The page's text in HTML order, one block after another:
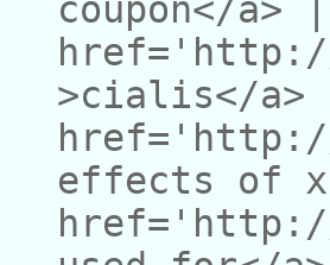
coupon</a>
>cialis</a>
href='http://
effects of
href='http://